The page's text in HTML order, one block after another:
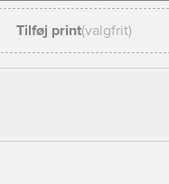
Tilføj print(valgfrit)